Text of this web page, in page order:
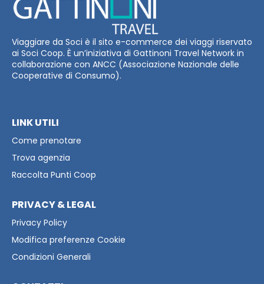
Viaggiare da Soci è il sito e-commerce dei viaggi riservato
ai Soci Coop. È un’iniziativa di Gattinoni Travel Network in
collaborazione con ANCC (Associazione Nazionale delle
Cooperative di Consumo).
LINK UTILI
Come prenotare
Trova agenzia
Raccolta Punti Coop
PRIVACY & LEGAL
Privacy Policy
Modifica preferenze Cookie
Condizioni Generali